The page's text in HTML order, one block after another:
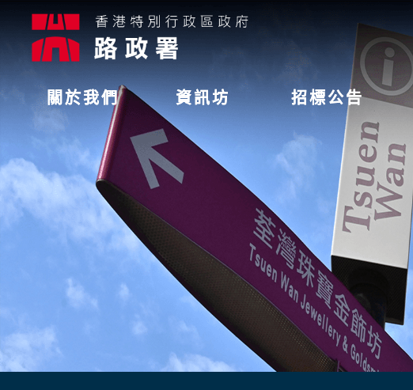
關於我們 資訊坊 招標公告